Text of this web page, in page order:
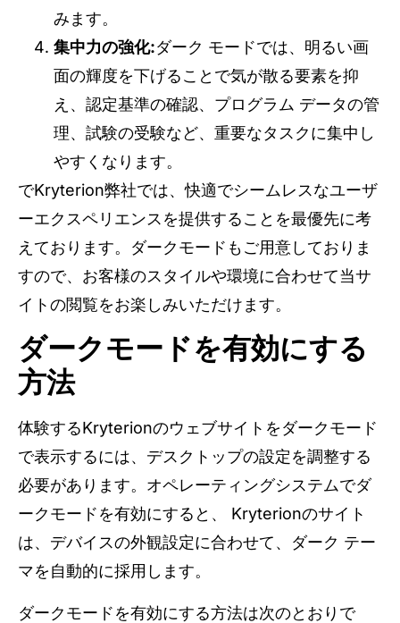
みます。
集中力の強化:ダーク モードでは、明るい画
面の輝度を下げることで気が散る要素を抑
え、認定基準の確認、プログラム データの管
理、試験の受験など、重要なタスクに集中し
やすくなります。
でKryterion弊社では、快適でシームレスなユーザ
ーエクスペリエンスを提供することを最優先に考
えております。ダークモードもご用意しておりま
すので、お客様のスタイルや環境に合わせて当サ
イトの閲覧をお楽しみいただけます。
ダークモードを有効にする
方法
体験するKryterionのウェブサイトをダークモード
で表示するには、デスクトップの設定を調整する
必要があります。オペレーティングシステムでダ
ークモードを有効にすると、 Kryterionのサイト
は、デバイスの外観設定に合わせて、ダーク テー
マを自動的に採用します。
ダークモードを有効にする方法は次のとおりで